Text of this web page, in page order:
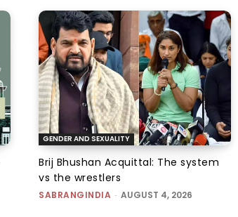
GENDER AND SEXUALITY
Brij Bhushan Acquittal: The system
vs the wrestlers
SABRANGINDIA - AUGUST 4, 2026